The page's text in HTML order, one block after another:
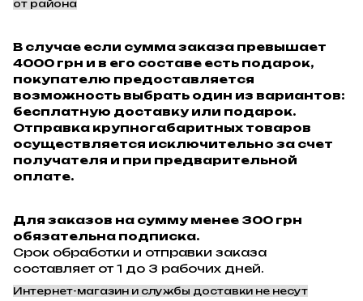
от района
В случае если сумма заказа превышает
4000 грн и в его составе есть подарок,
покупателю предоставляется
возможность выбрать один из вариантов:
бесплатную доставку или подарок.
Отправка крупногабаритных товаров
осуществляется исключительно за счет
получателя и при предварительной
оплате.
Для заказов на сумму менее 300 грн
обязательна подписка.
Срок обработки и отправки заказа
составляет от 1 до 3 рабочих дней.
Интернет-магазин и службы доставки не несут